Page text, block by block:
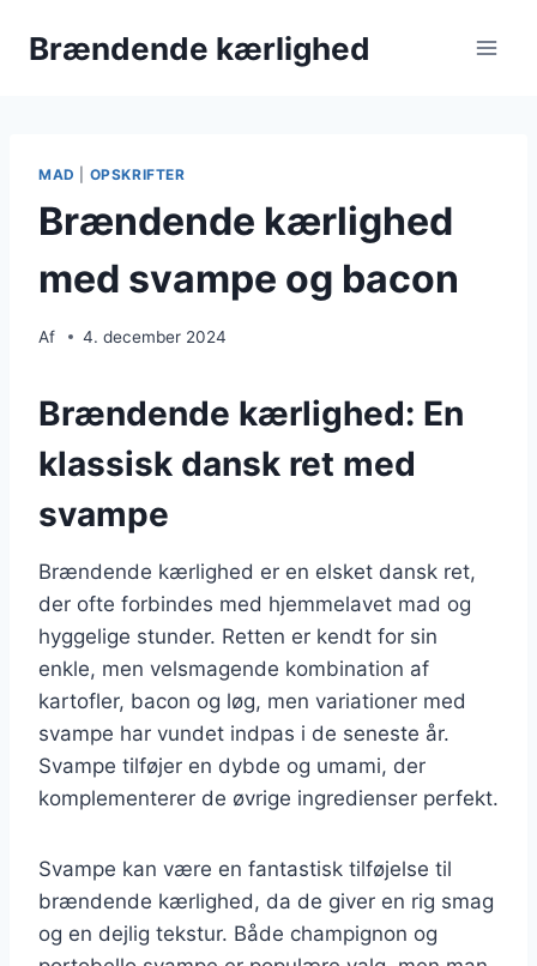
Brændende kærlighed
MAD OPSKRIFTER
Brændende kærlighed
med svampe og bacon
Af 4. december 2024
Brændende kærlighed: En
klassisk dansk ret med
svampe
Brændende kærlighed er en elsket dansk ret,
der ofte forbindes med hjemmelavet mad og
hyggelige stunder. Retten er kendt for sin
enkle, men velsmagende kombination af
kartofler, bacon og løg, men variationer med
svampe har vundet indpas i de seneste år.
Svampe tilføjer en dybde og umami, der
komplementerer de øvrige ingredienser perfekt.
Svampe kan være en fantastisk tilføjelse til
brændende kærlighed, da de giver en rig smag
og en dejlig tekstur. Både champignon og